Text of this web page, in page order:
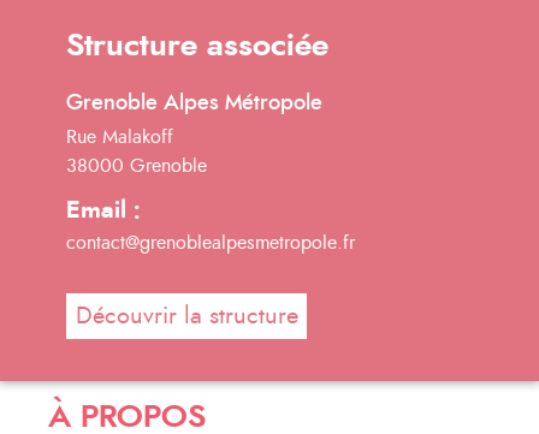
Structure associée
Grenoble Alpes Métropole
Rue Malakoff
38000 Grenoble
Email :
contact@grenoblealpesmetropole.fr
Découvrir la structure
À PROPOS